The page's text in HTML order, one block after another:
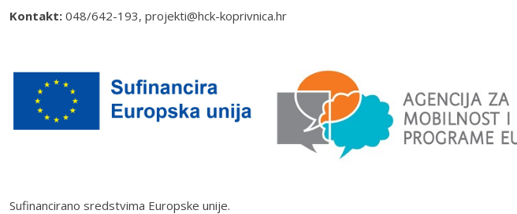
Kontakt: 048/642-193, projekti@hck-koprivnica.hr
Sufinancirano sredstvima Europske unije.